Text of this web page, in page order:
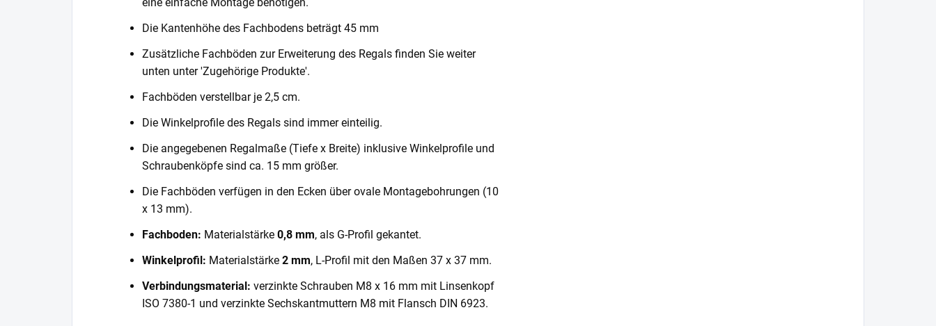
Die Kantenhöhe des Fachbodens beträgt 45 mm
Zusätzliche Fachböden zur Erweiterung des Regals finden Sie weiter
unten unter 'Zugehörige Produkte'.
Fachböden verstellbar je 2,5 cm.
Die Winkelprofile des Regals sind immer einteilig.
Die angegebenen Regalmaße (Tiefe x Breite) inklusive Winkelprofile und
Schraubenköpfe sind ca. 15 mm größer.
Die Fachböden verfügen in den Ecken über ovale Montagebohrungen (10
x 13 mm).
Fachboden: Materialstärke 0,8 mm, als G-Profil gekantet.
Winkelprofil: Materialstärke 2 mm, L-Profil mit den Maßen 37 x 37 mm.
Verbindungsmaterial: verzinkte Schrauben M8 x 16 mm mit Linsenkopf
ISO 7380-1 und verzinkte Sechskantmuttern M8 mit Flansch DIN 6923.